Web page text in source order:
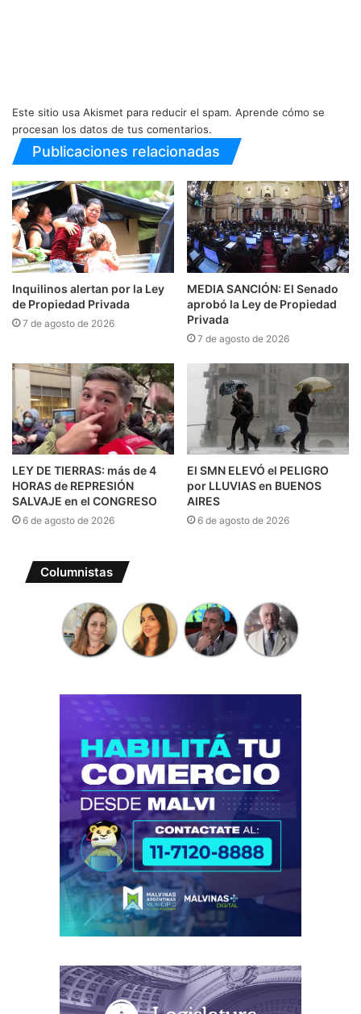
Este sitio usa Akismet para reducir el spam. Aprende cómo se
procesan los datos de tus comentarios.
Publicaciones relacionadas
Inquilinos alertan por la Ley
de Propiedad Privada
7 de agosto de 2026
MEDIA SANCIÓN: El Senado
aprobó la Ley de Propiedad
Privada
7 de agosto de 2026
LEY DE TIERRAS: más de 4
HORAS de REPRESIÓN
SALVAJE en el CONGRESO
6 de agosto de 2026
El SMN ELEVÓ el PELIGRO
por LLUVIAS en BUENOS
AIRES
6 de agosto de 2026
Columnistas